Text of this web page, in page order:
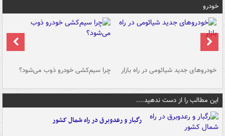
خودرو
خودروهای جدید شیائومی در راه بازار چرا سیم‌کشی خودرو ذوب می‌شود؟
این مطالب را از دست ندهید....
رگبار و رعدوبرق در راه شمال کشور